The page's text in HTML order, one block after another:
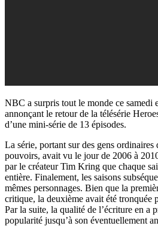
NBC a surpris tout le monde ce samedi
annonçant le retour de la télésérie
d’une mini-série de 13 épisodes.
La série, portant sur des gens
pouvoirs, avait vu le jour de 2006 à
par le créateur Tim Kring que chaque
entière. Finalement, les saisons
mêmes personnages. Bien que la
critique, la deuxième avait été tronquée
Par la suite, la qualité de l’écriture en a
popularité jusqu’à son éventuellement